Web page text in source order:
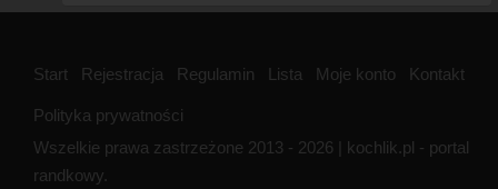
Start Rejestracja Regulamin Lista Moje konto Kontakt
Polityka prywatności
Wszelkie prawa zastrzeżone 2013 - 2026 | kochlik.pl - portal
randkowy.